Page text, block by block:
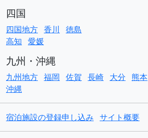
四国
四国地方 香川
徳島
高知 愛媛
九州・沖縄
九州地方 福岡 佐賀 長崎 大分 熊本
沖縄
宿泊施設の登録申し込み サイト概要